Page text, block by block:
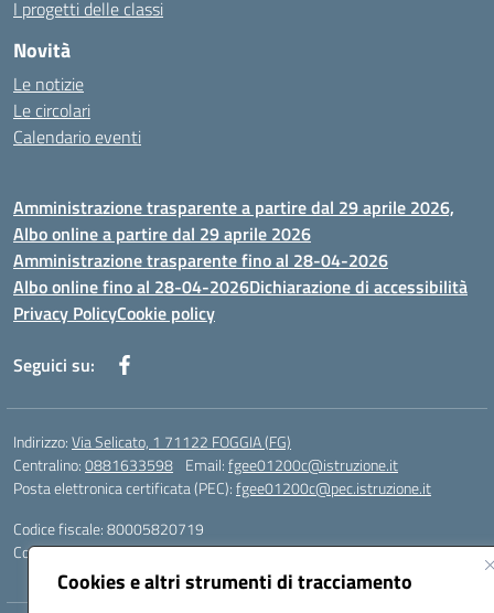
Cookies e altri strumenti di tracciamento
I progetti delle classi
Novità
Le notizie
Le circolari
Calendario eventi
Amministrazione trasparente a partire dal 29 aprile 2026,
Albo online a partire dal 29 aprile 2026
Amministrazione trasparente fino al 28-04-2026
Albo online fino al 28-04-2026Dichiarazione di accessibilità
Privacy PolicyCookie policy
Seguici su:
Indirizzo:Via Selicato, 1 71122 FOGGIA (FG)
Centralino:0881633598 Email:fgee01200c@istruzione.it
Posta elettronica certificata (PEC):fgee01200c@pec.istruzione.it
Codice fiscale: 80005820719
Codice meccanografico:FGEE01200C